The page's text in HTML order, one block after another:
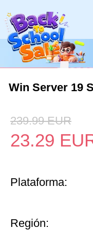
Win Server 19
239.99 EUR
23.29
Plataforma:
Región: